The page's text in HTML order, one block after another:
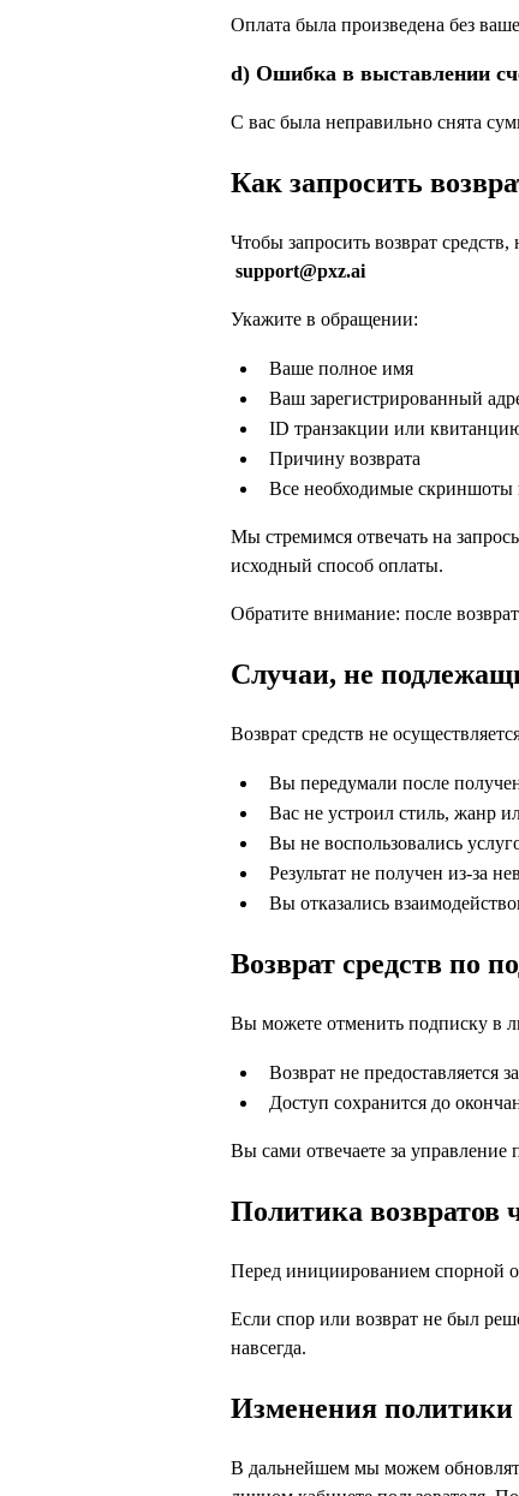
Оплата была произведена без
d) Ошибка в выставлении
С вас была неправильно снята
Как запросить
Чтобы запросить возврат
support@pxz.ai
Укажите в обращении:
Ваше полное имя
Ваш зарегистрированный
ID транзакции или
Причину возврата
Все необходимые
Мы стремимся отвечать на
исходный способ оплаты.
Обратите внимание: после
Случаи, не
Возврат средств не
Вы передумали после
Вас не устроил стиль, жанр
Вы не воспользовались
Результат не получен из-за
Вы отказались
Возврат средств по
Вы можете отменить подписку в
Возврат не предоставляется
Доступ сохранится до
Вы сами отвечаете за
Политика возвратов
Перед инициированием спорной
Если спор или возврат не был
навсегда.
Изменения политики
В дальнейшем мы можем